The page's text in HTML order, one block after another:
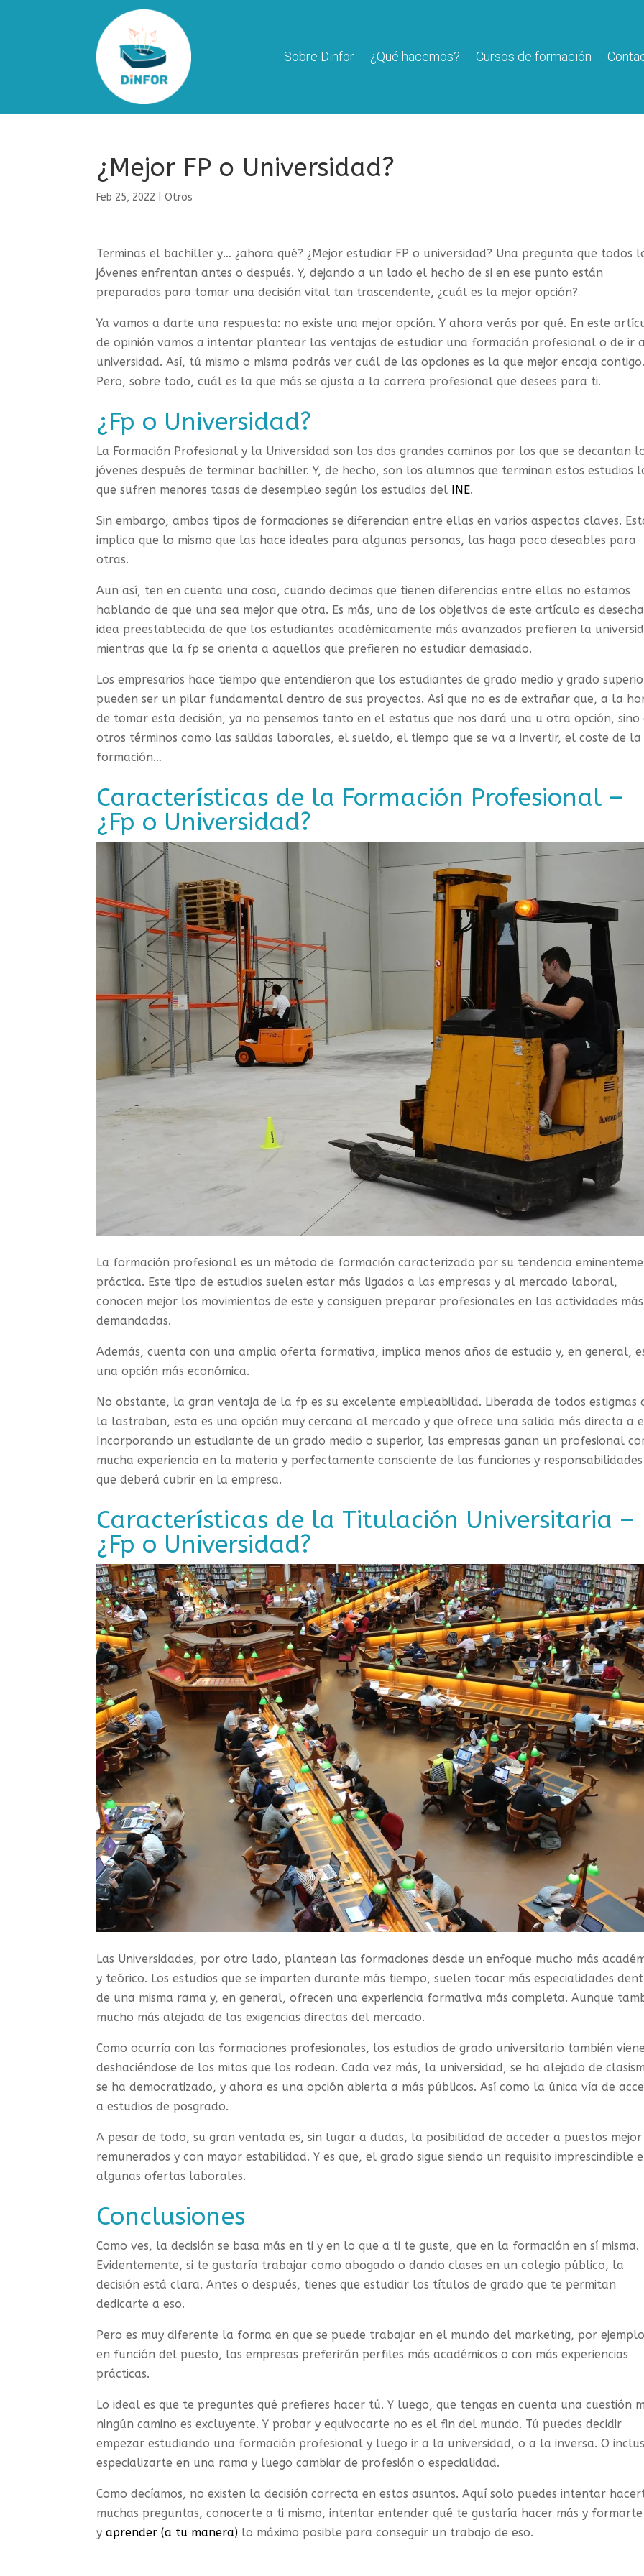
Sobre Dinfor ¿Qué hacemos? Cursos de formación
¿Mejor FP o Universidad?
Feb 25, 2022 |Otros
Terminas el bachiller y… ¿ahora qué? ¿Mejor estudiar FP o universidad? Una pregunta que todos
jóvenes enfrentan antes o después. Y, dejando a un lado el hecho de si en ese punto están
preparados para tomar una decisión vital tan trascendente, ¿cuál es la mejor opción?
Ya vamos a darte una respuesta: no existe una mejor opción. Y ahora verás por qué. En este
de opinión vamos a intentar plantear las ventajas de estudiar una formación profesional o de ir
universidad. Así, tú mismo o misma podrás ver cuál de las opciones es la que mejor encaja
Pero, sobre todo, cuál es la que más se ajusta a la carrera profesional que desees para ti.
¿Fp o Universidad?
La Formación Profesional y la Universidad son los dos grandes caminos por los que se decantan
jóvenes después de terminar bachiller. Y, de hecho, son los alumnos que terminan estos estudios
que sufren menores tasas de desempleo según los estudios del INE.
Sin embargo, ambos tipos de formaciones se diferencian entre ellas en varios aspectos claves.
implica que lo mismo que las hace ideales para algunas personas, las haga poco deseables para
otras.
Aun así, ten en cuenta una cosa, cuando decimos que tienen diferencias entre ellas no estamos
hablando de que una sea mejor que otra. Es más, uno de los objetivos de este artículo es
idea preestablecida de que los estudiantes académicamente más avanzados prefieren la
mientras que la fp se orienta a aquellos que prefieren no estudiar demasiado.
Los empresarios hace tiempo que entendieron que los estudiantes de grado medio y grado
pueden ser un pilar fundamental dentro de sus proyectos. Así que no es de extrañar que, a la
de tomar esta decisión, ya no pensemos tanto en el estatus que nos dará una u otra opción, sino
otros términos como las salidas laborales, el sueldo, el tiempo que se va a invertir, el coste de la
formación…
Características de la Formación Profesional –
¿Fp o Universidad?
La formación profesional es un método de formación caracterizado por su tendencia
práctica. Este tipo de estudios suelen estar más ligados a las empresas y al mercado laboral,
conocen mejor los movimientos de este y consiguen preparar profesionales en las actividades más
demandadas.
Además, cuenta con una amplia oferta formativa, implica menos años de estudio y, en general,
una opción más económica.
No obstante, la gran ventaja de la fp es su excelente empleabilidad. Liberada de todos estigmas
la lastraban, esta es una opción muy cercana al mercado y que ofrece una salida más directa a
Incorporando un estudiante de un grado medio o superior, las empresas ganan un profesional
mucha experiencia en la materia y perfectamente consciente de las funciones y responsabilidades
que deberá cubrir en la empresa.
Características de la Titulación Universitaria –
¿Fp o Universidad?
Las Universidades, por otro lado, plantean las formaciones desde un enfoque mucho más
y teórico. Los estudios que se imparten durante más tiempo, suelen tocar más especialidades
de una misma rama y, en general, ofrecen una experiencia formativa más completa. Aunque
mucho más alejada de las exigencias directas del mercado.
Como ocurría con las formaciones profesionales, los estudios de grado universitario también
deshaciéndose de los mitos que los rodean. Cada vez más, la universidad, se ha alejado de
se ha democratizado, y ahora es una opción abierta a más públicos. Así como la única vía de
a estudios de posgrado.
A pesar de todo, su gran ventada es, sin lugar a dudas, la posibilidad de acceder a puestos mejor
remunerados y con mayor estabilidad. Y es que, el grado sigue siendo un requisito imprescindible
algunas ofertas laborales.
Conclusiones
Como ves, la decisión se basa más en ti y en lo que a ti te guste, que en la formación en sí misma.
Evidentemente, si te gustaría trabajar como abogado o dando clases en un colegio público, la
decisión está clara. Antes o después, tienes que estudiar los títulos de grado que te permitan
dedicarte a eso.
Pero es muy diferente la forma en que se puede trabajar en el mundo del marketing, por
en función del puesto, las empresas preferirán perfiles más académicos o con más experiencias
prácticas.
Lo ideal es que te preguntes qué prefieres hacer tú. Y luego, que tengas en cuenta una cuestión
ningún camino es excluyente. Y probar y equivocarte no es el fin del mundo. Tú puedes decidir
empezar estudiando una formación profesional y luego ir a la universidad, o a la inversa. O
especializarte en una rama y luego cambiar de profesión o especialidad.
Como decíamos, no existen la decisión correcta en estos asuntos. Aquí solo puedes intentar
muchas preguntas, conocerte a ti mismo, intentar entender qué te gustaría hacer más y formarte
yaprender (a tu manera) lo máximo posible para conseguir un trabajo de eso.